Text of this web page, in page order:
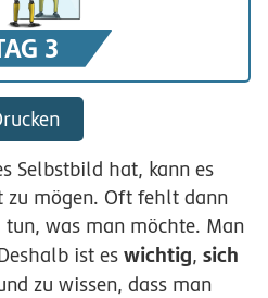
3
Selbstbild hat, kann es
zu mögen. Oft fehlt dann
was man möchte. Man
ist es wichtig, sich
zu wissen, dass man